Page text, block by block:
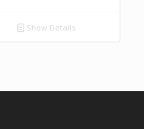
Show Details